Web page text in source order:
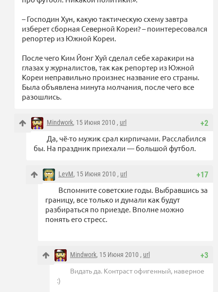
– Господин Хун, какую тактическую схему завтра
изберет сборная Северной Кореи? – поинтересовался
репортер из Южной Кореи.
После чего Ким Йонг Хуй сделал себе харакири на
глазах у журналистов, так как репортер из Южной
Кореи неправильно произнес название его страны.
Была объявлена минута молчания, после чего все
разошлись.
+2
Mindwork, 15 Июня 2010 , url
Да, чё-то мужик срал кирпичами. Расслабился
бы. На праздник приехали — большой футбол.
+17
LevM, 15 Июня 2010 , url
Вспомните советские годы. Выбравшись за
границу, все только и думали как будут
разбираться по приезде. Вполне можно
понять его стресс.
+3
Mindwork, 15 Июня 2010 , url
Видать да. Контраст офигенный, наверное
:)